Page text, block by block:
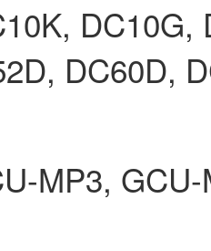
DC60D,
MP3,